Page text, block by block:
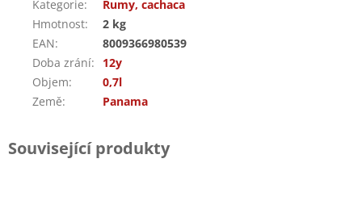
Kategorie:
Rumy, cachaca
Hmotnost:
2 kg
EAN:
8009366980539
Doba zrání:
12y
Objem:
0,7l
Země: Panama
Související produkty